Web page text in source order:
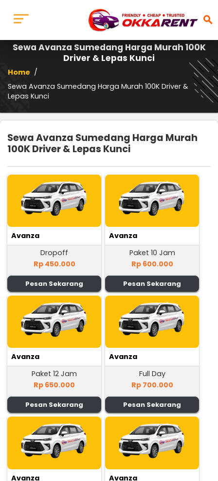
search
Sewa Avanza Sumedang Harga Murah 100K
Driver & Lepas Kunci
Home /
Sewa Avanza Sumedang Harga Murah 100K Driver &
Lepas Kunci
Sewa Avanza Sumedang Harga Murah
100K Driver & Lepas Kunci
Avanza
Dropoff
Rp 450.000
Pesan Sekarang
Avanza
Paket 10 Jam
Rp 600.000
Pesan Sekarang
Avanza
Paket 12 Jam
Rp 650.000
Pesan Sekarang
Avanza
Full Day
Rp 700.000
Pesan Sekarang
Avanza
Avanza